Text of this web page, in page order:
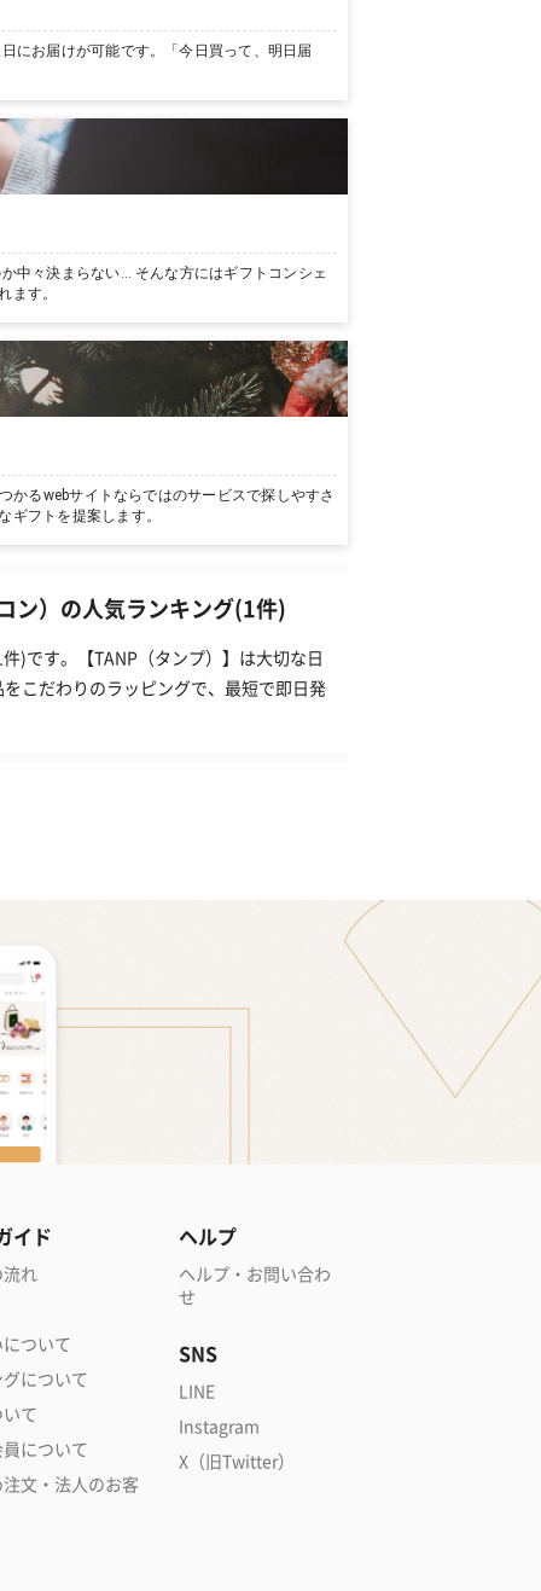
にお届けが可能です。「今日買って、明日届
中々決まらない… そんな方にはギフトコンシェ
ます。
かるwebサイトならではのサービスで探しやすさ
ギフトを提案します。
ン）の人気ランキング(1件)
)です。【TANP（タンプ）】は大切な日
こだわりのラッピングで、最短で即日発
イド
れ
ついて
について
て
について
文・法人のお客
ヘルプ
ヘルプ・お問い合わ
せ
SNS
LINE
Instagram
X（旧Twitter）